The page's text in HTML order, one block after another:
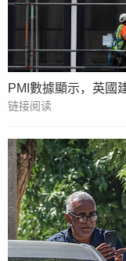
PMI數據顯示，英國
链接阅读